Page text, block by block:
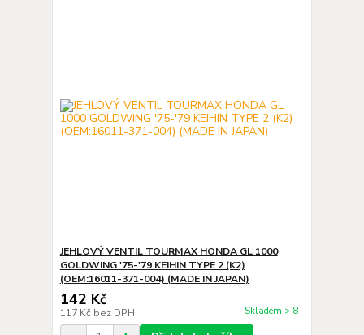
JEHLOVÝ VENTIL TOURMAX HONDA GL 1000
GOLDWING '75-'79 KEIHIN TYPE 2 (K2)
(OEM:16011-371-004) (MADE IN JAPAN)
142 Kč
117 Kč bez DPH Skladem > 8